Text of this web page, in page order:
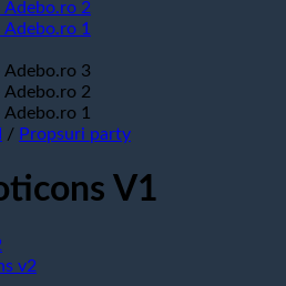
/ Propsuri party
V1